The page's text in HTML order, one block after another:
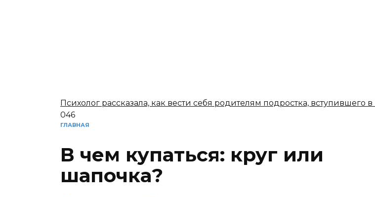
ГЛАВНАЯ
В чем купаться: круг или
шапочка?
Психолог рассказала, как вести себя родителям подростка, вступившего
046